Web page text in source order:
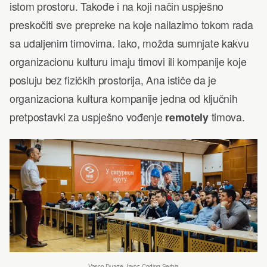
istom prostoru. Takođe i na koji način uspješno
preskočiti sve prepreke na koje nailazimo tokom rada
sa udaljenim timovima. Iako, možda sumnjate kakvu
organizacionu kulturu imaju timovi ili kompanije koje
posluju bez fizičkih prostorija, Ana ističe da je
organizaciona kultura kompanije jedna od ključnih
pretpostavki za uspješno vođenje remotelytimova.